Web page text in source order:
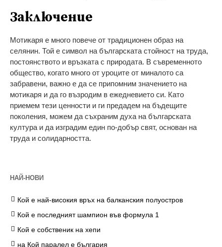
Заключение
Мотикаря е много повече от традиционен образ на
селянин. Той е символ на българската стойност на труда,
постоянството и връзката с природата. В съвременното
общество, когато много от уроците от миналото са
забравени, важно е да се припомним значението на
мотикаря и да го възродим в ежедневието си. Като
приемем тези ценности и ги предадем на бъдещите
поколения, можем да съхраним духа на българската
култура и да изградим един по-добър свят, основан на
труда и солидарността.
НАЙ-НОВИ
Кой е най-високия връх на балканския полуостров
Кой е последният шампион във формула 1
Кой е собственик на хепи
на Кой паралел е българия